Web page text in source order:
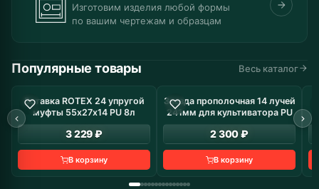
Изготовим изделия любой формы
по вашим чертежам и образцам
Популярные товары Весь каталог
В наличие: 8 шт
Вставка ROTEX 24 упругой
муфты 55х27х14 PU 8л
3 229 ₽
В корзину
В наличие: 10 шт
Звезда прополочная 14 лучей
241мм для культиватора PU
2 300 ₽
В корзину